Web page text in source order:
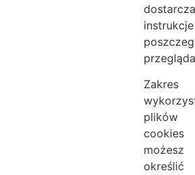
instrukcje
Zakres
plików
cookies
możesz
określić